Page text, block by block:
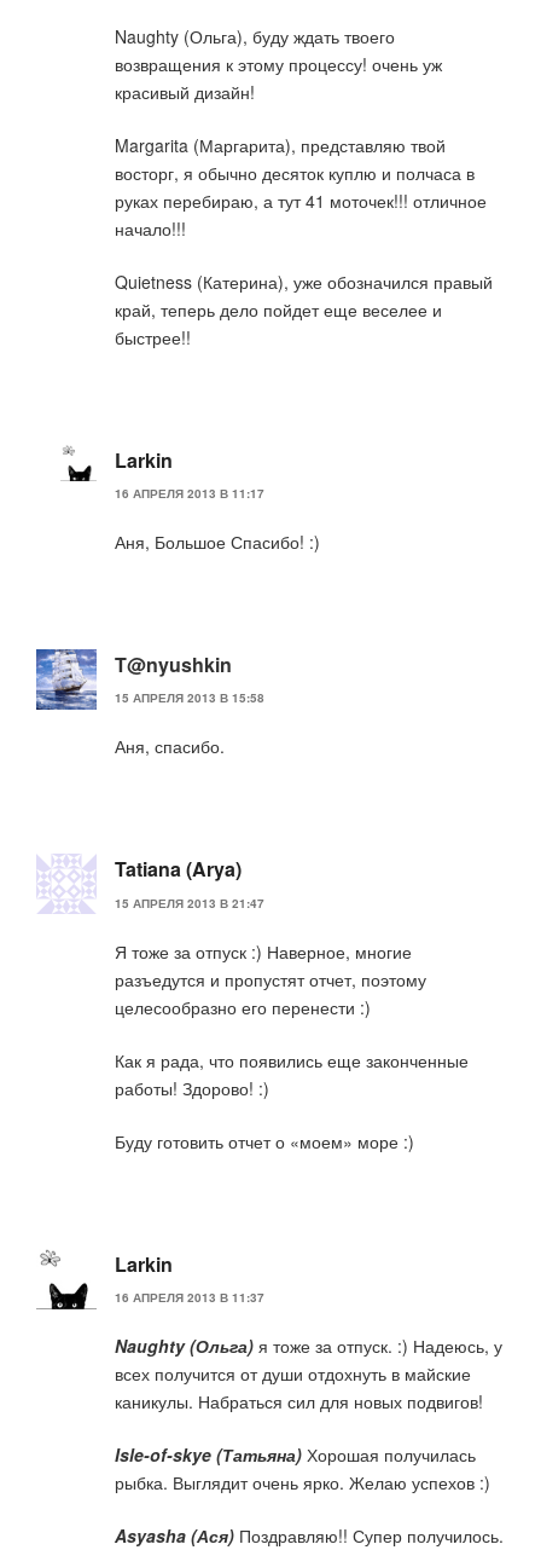
Naughty (Ольга), буду ждать твоего
возвращения к этому процессу! очень уж
красивый дизайн!
Margarita (Маргарита), представляю твой
восторг, я обычно десяток куплю и полчаса в
руках перебираю, а тут 41 моточек!!! отличное
начало!!!
Quietness (Катерина), уже обозначился правый
край, теперь дело пойдет еще веселее и
быстрее!!
Larkin
16 АПРЕЛЯ 2013 В 11:17
Аня, Большое Спасибо! :)
T@nyushkin
15 АПРЕЛЯ 2013 В 15:58
Аня, спасибо.
Tatiana (Arya)
15 АПРЕЛЯ 2013 В 21:47
Я тоже за отпуск :) Наверное, многие
разъедутся и пропустят отчет, поэтому
целесообразно его перенести :)
Как я рада, что появились еще законченные
работы! Здорово! :)
Буду готовить отчет о «моем» море :)
Larkin
16 АПРЕЛЯ 2013 В 11:37
Naughty (Ольга) я тоже за отпуск. :) Надеюсь, у
всех получится от души отдохнуть в майские
каникулы. Набраться сил для новых подвигов!
Isle-of-skye (Татьяна) Хорошая получилась
рыбка. Выглядит очень ярко. Желаю успехов :)
Asyasha (Ася) Поздравляю!! Супер получилось.